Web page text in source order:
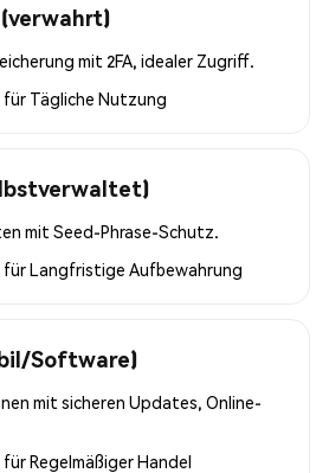
mit 2FA, idealer Zugriff.
für Tägliche Nutzung
mit Seed-Phrase-Schutz.
fürLangfristige Aufbewahrung
Software)
mit sicheren Updates, Online-
fürRegelmäßiger Handel